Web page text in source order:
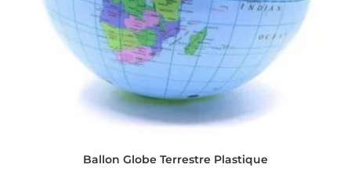
Ballon Globe Terrestre Plastique